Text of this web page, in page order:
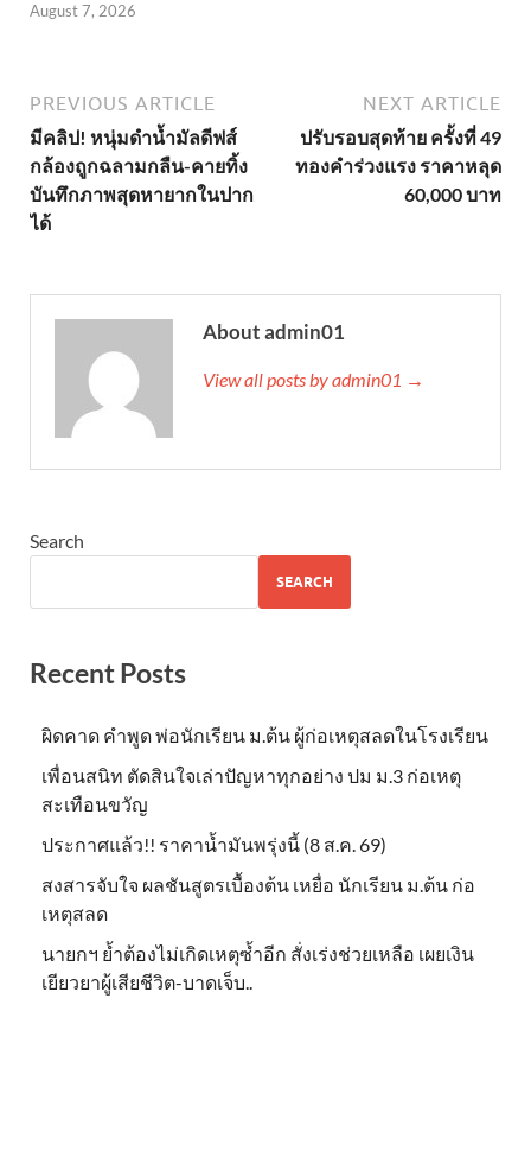
August 7, 2026
PREVIOUS ARTICLE
มีคลิป! หนุ่มดำน้ำมัลดีฟส์
กล้องถูกฉลามกลืน-คายทิ้ง
บันทึกภาพสุดหายากในปาก
ได้
NEXT ARTICLE
ปรับรอบสุดท้าย ครั้งที่ 49
ทองคำร่วงแรง ราคาหลุด
60,000 บาท
About admin01
View all posts by admin01 →
Search
SEARCH
Recent Posts
ผิดคาด คำพูด พ่อนักเรียน ม.ต้น ผู้ก่อเหตุสลดในโรงเรียน
เพื่อนสนิท ตัดสินใจเล่าปัญหาทุกอย่าง ปม ม.3 ก่อเหตุ
สะเทือนขวัญ
ประกาศแล้ว!! ราคาน้ำมันพรุ่งนี้ (8 ส.ค. 69)
สงสารจับใจ ผลชันสูตรเบื้องต้น เหยื่อ นักเรียน ม.ต้น ก่อ
เหตุสลด
นายกฯ ย้ำต้องไม่เกิดเหตุซ้ำอีก สั่งเร่งช่วยเหลือ เผยเงิน
เยียวยาผู้เสียชีวิต-บาดเจ็บ..